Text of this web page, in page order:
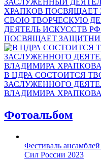
СВОЮ ТВОРЧЕСКУЮ
ДЕЯТЕЛЬ ИСКУССТВ
ПОСВЯЩАЕТ
В ЦДРА СОСТОИТСЯ
ЗАСЛУЖЕННОГО
ВЛАДИМИРА
Фотоальбом
Фестиваль
Сил России 2023